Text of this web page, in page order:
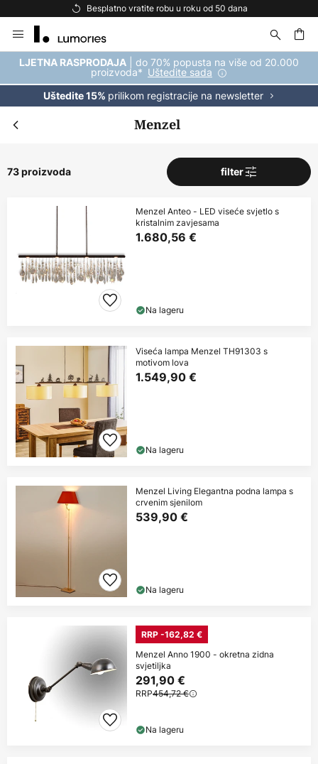
Besplatna dostava za kupnju iznad 69 €
to
Content
LJETNA RASPRODAJA | do 70% popusta na više od 20.000
proizvoda* Uštedite sada
Uštedite 15% prilikom registracije na newsletter
Menzel
73 proizvoda filter
Menzel Anteo - LED viseće svjetlo s
kristalnim zavjesama
1.680,56 €
Na lageru
Viseća lampa Menzel TH91303 s
motivom lova
1.549,90 €
Na lageru
Menzel Living Elegantna podna lampa s
crvenim sjenilom
539,90 €
Na lageru
RRP -162,82 €
Menzel Anno 1900 - okretna zidna
svjetiljka
291,90 €
RRP454,72 €
Na lageru